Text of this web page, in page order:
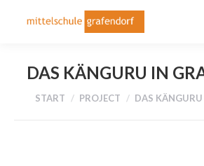
DAS KÄNGURU IN
Sie befinden sich hier:
START PROJECT DAS